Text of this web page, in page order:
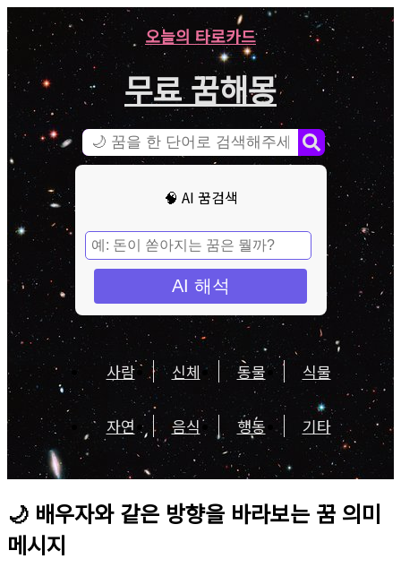
오늘의 타로카드
무료 꿈해몽
🧠 AI 꿈검색
AI 해석
사람 신체 동물 식물
자연 음식 행동 기타
🌙 배우자와 같은 방향을 바라보는 꿈 의미
메시지